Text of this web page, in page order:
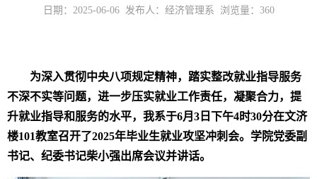
日期：2025-06-06 发布人：经济管理系 浏览量： 360
为深入贯彻中央八项规定精神，踏实整改就业指导服务
不深不实等问题， 进一步压实就业工作责任，凝聚合力， 提
升就业指导和服务的水平，我系于6月 3 日 下午4时30分在文济
楼101教室召开了2025年毕业生就业攻坚冲刺 会。学院党委副
书记、纪委书记柴小强出席会议并讲话。